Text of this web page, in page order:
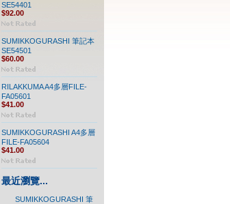
SE54401
$92.00
SUMIKKOGURASHI 筆記本
SE54501
$60.00
RILAKKUMA A4多層FILE-
FA05601
$41.00
SUMIKKOGURASHI A4多層
FILE-FA05604
$41.00
最近瀏覽...
SUMIKKOGURASHI 筆